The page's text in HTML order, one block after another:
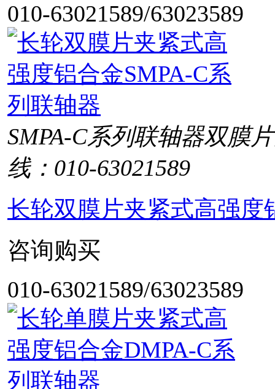
010-63021589/63023589
SMPA-C系列联轴器双膜
线：010-63021589
长轮双膜片夹紧式高强度
咨询购买
010-63021589/63023589